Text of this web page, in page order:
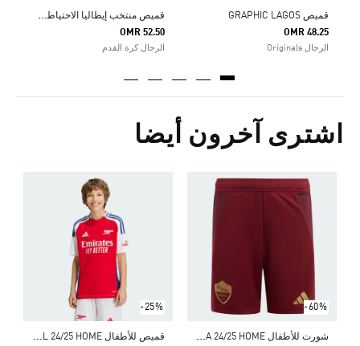
قميص GRAPHIC LAGOS
OMR 48.25
الرجال Originals
ق
ميص منتخب إيطاليا الاحتياطي لكرة القدم لعام 2026
OMR 52.50
الرجال كرة القدم
اشترى آخرون أيضا
-60%
ش
ورت للأطفال AS ROMA 24/25 HOME
-25%
ق
ميص للأطفال ARSENAL 24/25 HOME
Price Reduced From